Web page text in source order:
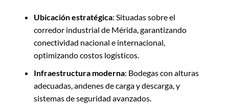
Ubicación estratégica: Situadas sobre el
corredor industrial de Mérida, garantizando
conectividad nacional e internacional,
optimizando costos logísticos.
Infraestructura moderna: Bodegas con alturas
adecuadas, andenes de carga y descarga, y
sistemas de seguridad avanzados.